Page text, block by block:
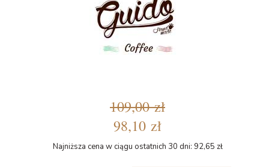
109,00 zł
98,10 zł
Najniższa cena w ciągu ostatnich 30 dni: 92,65 zł